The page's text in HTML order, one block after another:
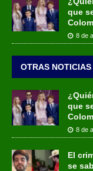
que
8 de
OTRAS NOTICIAS
que
8 de
El
se